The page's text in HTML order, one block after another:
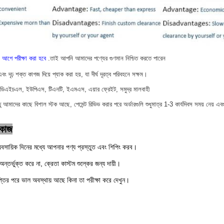
পরীক্ষা করা হবে .তাই আপনি আমাদের পণ্যের গুণমান নিশ্চিত করতে পারেন
দৃঢ় শক্ত কাগজ দিয়ে প্যাক করা হয়, যা দীর্ঘ দূরত্ব পরিবহনে সক্ষম।
ডিএইচএল, ইউপিএস, টিএনটি, ইএমএস, এয়ার ফ্রেইট, সমুদ্র মালবাহী
কাছে বিশাল স্টক আছে, পেমেন্ট রিভিভ করার পরে অর্ডারগুলি শুধুমাত্র 1-3 কার্যদিবস সময় নেয় এবং
দিনের মধ্যে আপনার পণ্য প্রস্তুত এবং শিপিং করব।
অন্তর্ভুক্ত করে না, ক্রেতা কাস্টম শুল্কের জন্য দায়ী।
পরে ভাল অবস্থায় আছে কিনা তা পরীক্ষা করে দেখুন।